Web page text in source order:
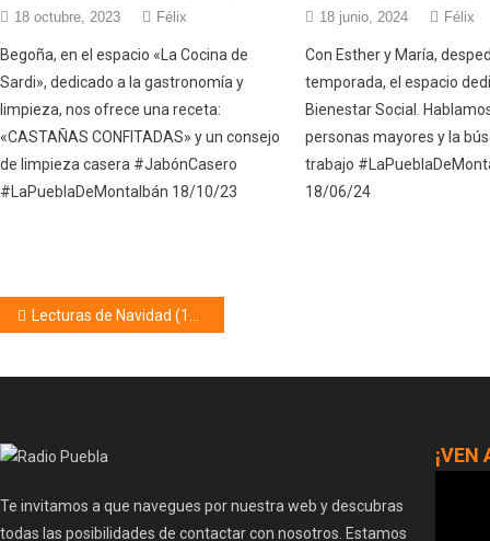
18 octubre, 2023 Félix
Begoña, en el espacio «La Cocina de
Sardi», dedicado a la gastronomía y
limpieza, nos ofrece una receta:
«CASTAÑAS CONFITADAS» y un consejo
de limpieza casera #JabónCasero
#LaPueblaDeMontalbán 18/10/23
18 junio, 2024 Félix
Con Esther y María,
temporada, el espacio
Bienestar Social.
personas mayores y la
trabajo
18/06/24
Navegación
Lecturas de Navidad (17/12/21)
Te invitamos a que navegues por nuestra web y descubras
todas las posibilidades de contactar con nosotros. Estamos
¡VEN